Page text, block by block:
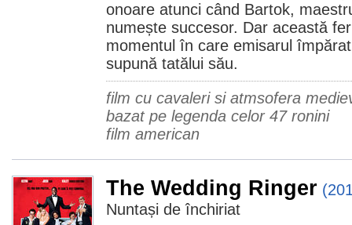
onoare atunci când Bartok,
numește succesor. Dar această
momentul în care emisarul
supună tatălui său.
film cu cavaleri si atmsofera
bazat pe legenda celor 47 ronini
film american
The Wedding Ringer
Nuntași de închiriat